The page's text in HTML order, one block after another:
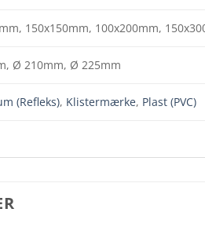
150x150mm, 100x200mm,
Ø 210mm, Ø 225mm
(Refleks), Klistermærke, Plast (PVC)